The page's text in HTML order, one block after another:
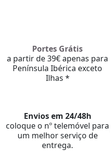
Portes Grátis
a partir de 39€ apenas para
Península Ibérica exceto
Ilhas *
Envios em 24/48h
coloque o nº telemóvel para
um melhor serviço de
entrega.